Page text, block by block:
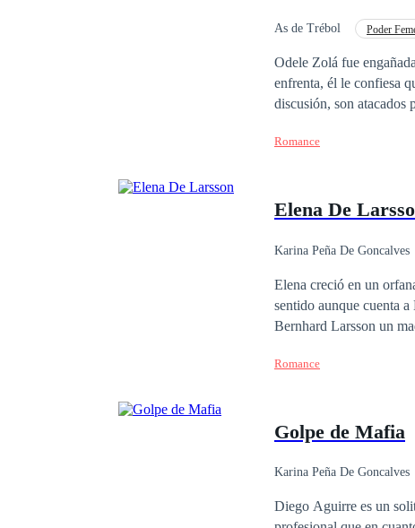
As de Trébol Poder
Odele Zolá fue
enfrenta, él le confiesa
discusión, son atacados por
que morirá y a Odele se le rompe el corazón
hicieron.
Romance
Elena De
Karina Peña De Goncalves
Elena creció en un
sentido aunque cuenta
Bernhard Larsson un
apuesto arquitecto y ella
Romance
Golpe de Mafia
Karina Peña De Goncalves
Diego Aguirre es un